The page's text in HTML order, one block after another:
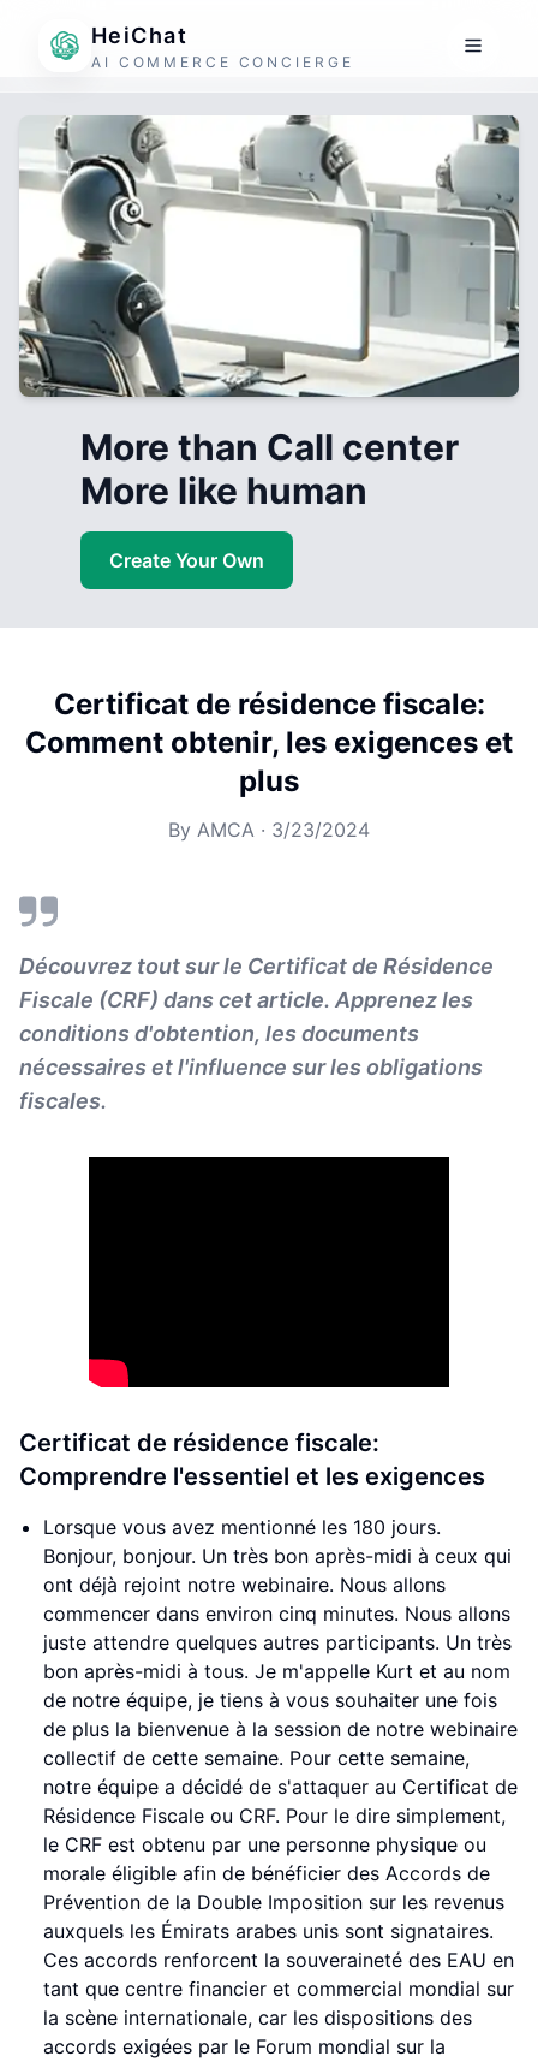
HeiChat
AI COMMERCE CONCIERGE
More than Call center
More like human
Create Your Own
Certificat de résidence fiscale:
Comment obtenir, les exigences et
plus
By AMCA · 3/23/2024
Découvrez tout sur le Certificat de Résidence
Fiscale (CRF) dans cet article. Apprenez les
conditions d'obtention, les documents
nécessaires et l'influence sur les obligations
fiscales.
Certificat de résidence fiscale:
Comprendre l'essentiel et les exigences
Lorsque vous avez mentionné les 180 jours.
Bonjour, bonjour. Un très bon après-midi à ceux qui
ont déjà rejoint notre webinaire. Nous allons
commencer dans environ cinq minutes. Nous allons
juste attendre quelques autres participants. Un très
bon après-midi à tous. Je m'appelle Kurt et au nom
de notre équipe, je tiens à vous souhaiter une fois
de plus la bienvenue à la session de notre webinaire
collectif de cette semaine. Pour cette semaine,
notre équipe a décidé de s'attaquer au Certificat de
Résidence Fiscale ou CRF. Pour le dire simplement,
le CRF est obtenu par une personne physique ou
morale éligible afin de bénéficier des Accords de
Prévention de la Double Imposition sur les revenus
auxquels les Émirats arabes unis sont signataires.
Ces accords renforcent la souveraineté des EAU en
tant que centre financier et commercial mondial sur
la scène internationale, car les dispositions des
accords exigées par le Forum mondial sur la